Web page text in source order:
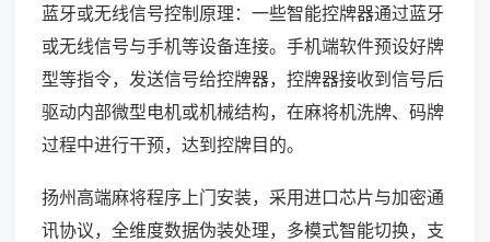
蓝牙或无线信号控制原理：一些智能控牌器通过蓝牙
或无线信号与手机等设备连接。手机端软件预设好牌
型等指令，发送信号给控牌器，控牌器接收到信号后
驱动内部微型电机或机械结构，在麻将机洗牌、码牌
过程中进行干预，达到控牌目的。
扬州高端麻将程序上门安装，采用进口芯片与加密通
讯协议，全维度数据伪装处理，多模式智能切换，支